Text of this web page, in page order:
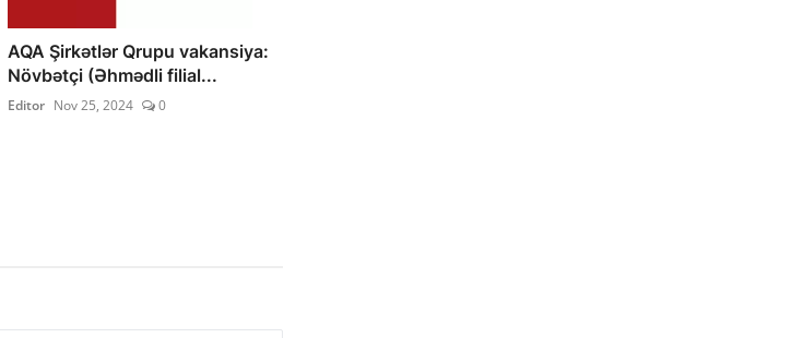
AQA Şirkətlər Qrupu vakansiya:
Növbətçi (Əhmədli filial...
Editor Nov 25, 2024 0